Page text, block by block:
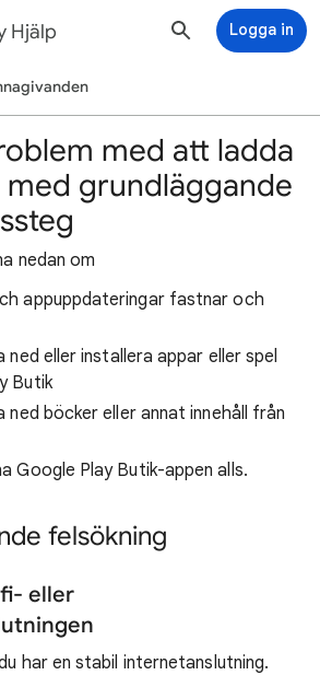
Hjälp Logga in
med att ladda
grundläggande
nedan om
appuppdateringar fastnar och
ned eller installera appar eller spel
Butik
ned böcker eller annat innehåll från
Google Play Butik-appen alls.
felsökning
eller
har en stabil internetanslutning.